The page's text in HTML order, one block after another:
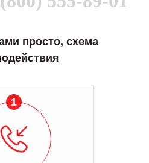
просто, схема
1